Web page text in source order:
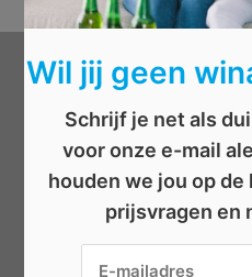
i
e
ë
i
a
v
Wat wil je winnen?
Beauty
Boeken
Elektronica
Eten/drinken
Wil jij geen
Schrijf je net als
voor onze e-mail
houden we jou op
prijsvragen en